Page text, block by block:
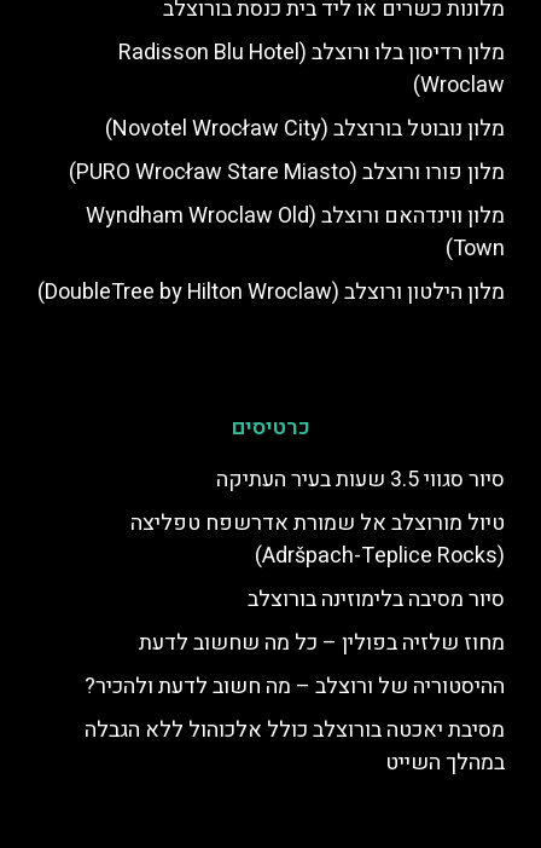
מלונות כשרים או ליד בית כנסת בורוצלב
מלון רדיסון בלו ורוצלב (Radisson Blu Hotel
Wroclaw)
מלון נובוטל בורוצלב (Novotel Wrocław City)
מלון פורו ורוצלב (PURO Wrocław Stare Miasto)
מלון ווינדהאם ורוצלב (Wyndham Wroclaw Old
Town)
מלון הילטון ורוצלב (DoubleTree by Hilton Wroclaw)
כרטיסים
סיור סגווי 3.5 שעות בעיר העתיקה
טיול מורוצלב אל שמורת אדרשפח טפליצה
(Adršpach-Teplice Rocks)
סיור מסיבה בלימוזינה בורוצלב
מחוז שלזיה בפולין – כל מה שחשוב לדעת
ההיסטוריה של ורוצלב – מה חשוב לדעת ולהכיר?
מסיבת יאכטה בורוצלב כולל אלכוהול ללא הגבלה
במהלך השייט